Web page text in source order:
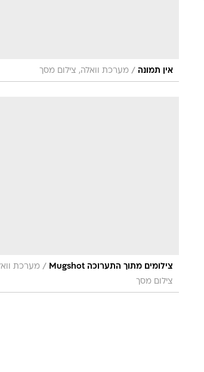
אין תמונה / מערכת וואלה, צילום מסך
צילומים מתוך התערוכה Mugshot / מערכת
צילום מסך